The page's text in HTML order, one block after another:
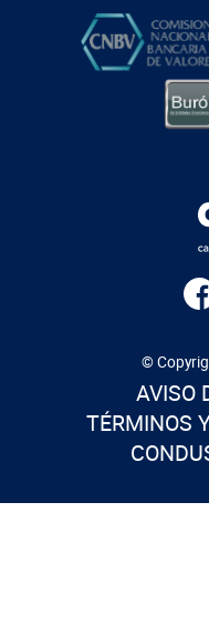
©
AVISO
TÉRMINOS